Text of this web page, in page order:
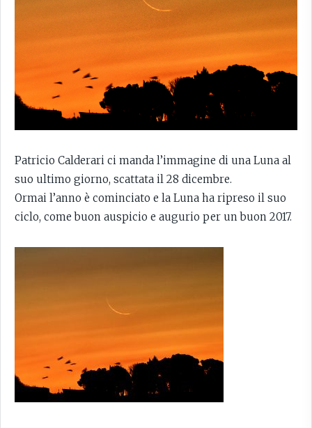
Patricio Calderari ci manda l’immagine di una Luna al
suo ultimo giorno, scattata il 28 dicembre.
Ormai l’anno è cominciato e la Luna ha ripreso il suo
ciclo, come buon auspicio e augurio per un buon 2017.